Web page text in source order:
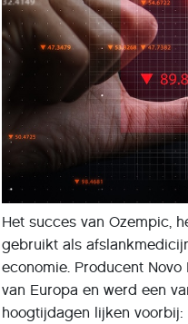
Het succes van Ozempic,
gebruikt als
economie. Producent
van Europa en werd een
hoogtijdagen lijken